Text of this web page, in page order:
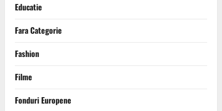
Educatie
Fara Categorie
Fashion
Filme
Fonduri Europene